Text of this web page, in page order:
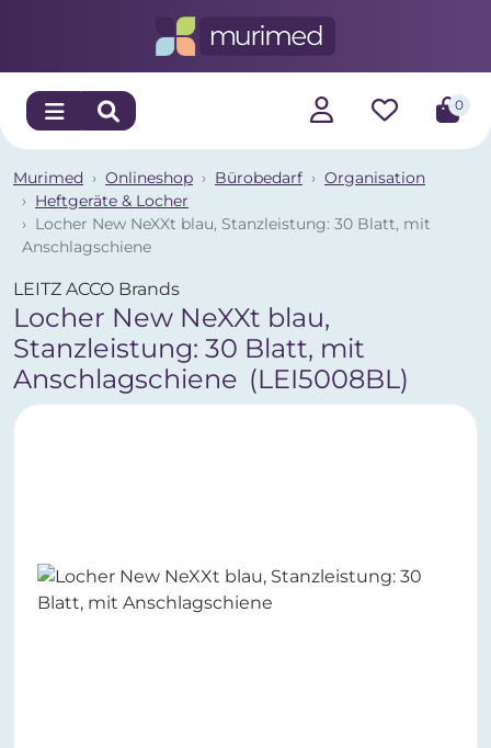
0
Murimed Onlineshop Bürobedarf
Organisation
Heftgeräte & Locher
Locher New NeXXt blau, Stanzleistung: 30 Blatt, mit
Anschlagschiene
LEITZ ACCO Brands
Locher New NeXXt blau,
Stanzleistung: 30 Blatt, mit
Anschlagschiene (LEI5008BL)